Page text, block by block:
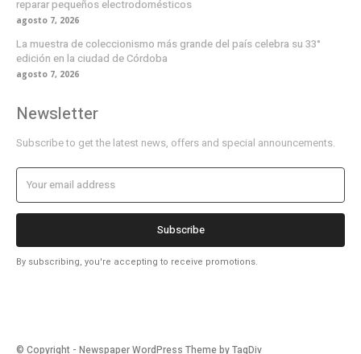
reparar pequeños electrodomésticos
agosto 7, 2026
La muestra de coleccionismo más grande del país celebra su 33°
edición en la ciudad de Córdoba
agosto 7, 2026
Newsletter
Subscribe to get the latest news, offers and special announcements.
Subscribe
By subscribing, you're accepting to receive promotions.
© Copyright - Newspaper WordPress Theme by TagDiv